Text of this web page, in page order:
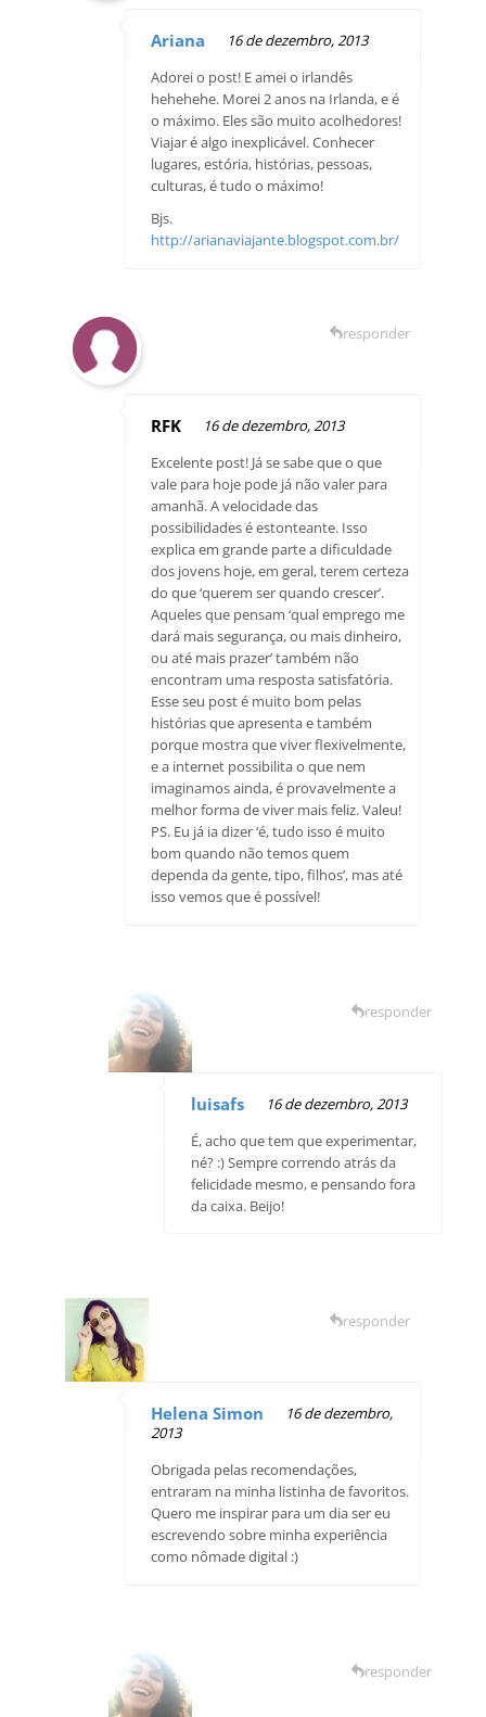
Ariana
16 de dezembro, 2013
Adorei o post! E amei o irlandês
hehehehe. Morei 2 anos na Irlanda, e é
o máximo. Eles são muito acolhedores!
Viajar é algo inexplicável. Conhecer
lugares, estória, histórias, pessoas,
culturas, é tudo o máximo!
Bjs.
http://arianaviajante.blogspot.com.br/
RFK
16 de dezembro, 2013
Excelente post! Já se sabe que o que
vale para hoje pode já não valer para
amanhã. A velocidade das
possibilidades é estonteante. Isso
explica em grande parte a dificuldade
dos jovens hoje, em geral, terem certeza
do que ‘querem ser quando crescer’.
Aqueles que pensam ‘qual emprego me
dará mais segurança, ou mais dinheiro,
ou até mais prazer’ também não
encontram uma resposta satisfatória.
Esse seu post é muito bom pelas
histórias que apresenta e também
porque mostra que viver flexivelmente,
e a internet possibilita o que nem
imaginamos ainda, é provavelmente a
melhor forma de viver mais feliz. Valeu!
PS. Eu já ia dizer ‘é, tudo isso é muito
bom quando não temos quem
dependa da gente, tipo, filhos’, mas até
isso vemos que é possível!
responder
luisafs
16 de dezembro, 2013
É, acho que tem que experimentar,
né? :) Sempre correndo atrás da
felicidade mesmo, e pensando fora
da caixa. Beijo!
responder
Helena Simon
16 de dezembro,
2013
Obrigada pelas recomendações,
entraram na minha listinha de favoritos.
Quero me inspirar para um dia ser eu
escrevendo sobre minha experiência
como nômade digital :)
responder
responder